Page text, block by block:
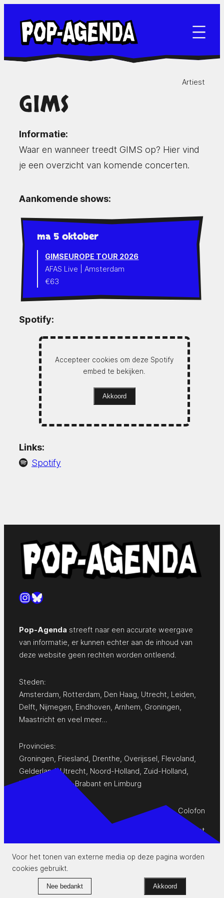
Voor het tonen van externe media op deze pagina worden
cookies gebruikt.
Nee bedankt Akkoord
naar
inhoud
Artiest
GIMS
Informatie:
Waar en wanneer treedt GIMS op? Hier vind
je een overzicht van komende concerten.
Aankomende shows:
ma 5 oktober
GIMSEUROPE TOUR 2026
AFAS Live | Amsterdam
€63
Spotify:
Accepteer cookies om deze Spotify
embed te bekijken.
Akkoord
Links:
Spotify
Instagram
Bluesky
Pop-Agenda streeft naar een accurate weergave
van informatie, er kunnen echter aan de inhoud van
deze website geen rechten worden ontleend.
Steden:
Amsterdam Rotterdam Den Haag Utrecht Leiden
Delft Nijmegen Eindhoven Arnhem Groningen
Maastricht en veel meer…
Provincies:
Groningen Friesland Drenthe Overijssel Flevoland
Gelderland,Utrecht Noord-Holland Zuid-Holland
Zeeland
Noord-Brabant en Limburg
Colofon
Privacy Statement